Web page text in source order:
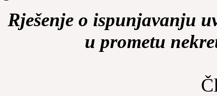
Rješenje o ispunjavanju
u prometu